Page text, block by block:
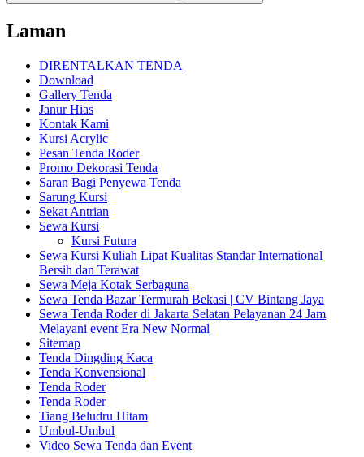
Laman
DIRENTALKAN TENDA
Download
Gallery Tenda
Janur Hias
Kontak Kami
Kursi Acrylic
Pesan Tenda Roder
Promo Dekorasi Tenda
Saran Bagi Penyewa Tenda
Sarung Kursi
Sekat Antrian
Sewa Kursi
Kursi Futura
Sewa Kursi Kuliah Lipat Kualitas Standar International
Bersih dan Terawat
Sewa Meja Kotak Serbaguna
Sewa Tenda Bazar Termurah Bekasi | CV Bintang Jaya
Sewa Tenda Roder di Jakarta Selatan Pelayanan 24 Jam
Melayani event Era New Normal
Sitemap
Tenda Dingding Kaca
Tenda Konvensional
Tenda Roder
Tenda Roder
Tiang Beludru Hitam
Umbul-Umbul
Video Sewa Tenda dan Event